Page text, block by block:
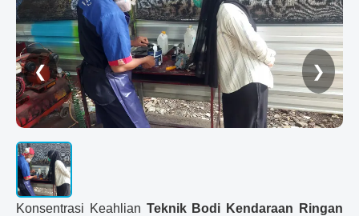
❮ ❯
Konsentrasi Keahlian Teknik Bodi Kendaraan Ringan